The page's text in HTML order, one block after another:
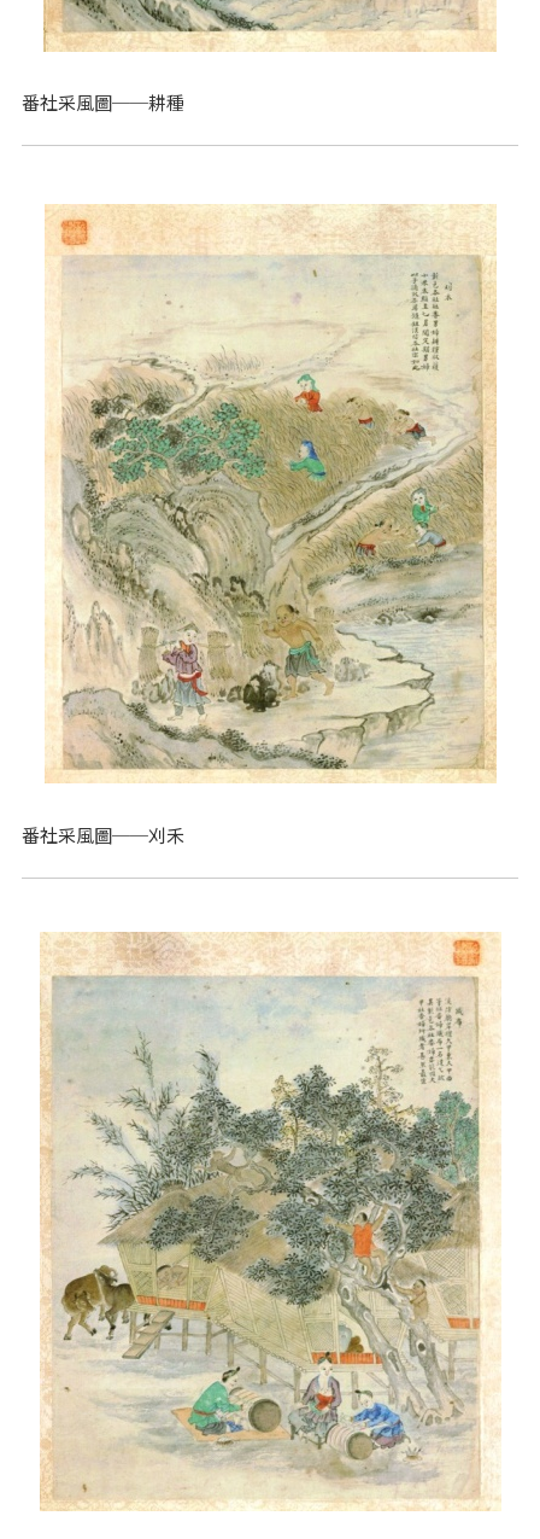
番社采風圖──耕種
番社采風圖──刈禾